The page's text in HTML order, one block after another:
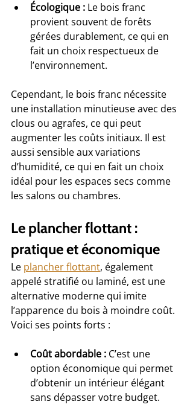
Écologique : Le bois franc
provient souvent de forêts
gérées durablement, ce qui en
fait un choix respectueux de
l’environnement.
Cependant, le bois franc nécessite
une installation minutieuse avec des
clous ou agrafes, ce qui peut
augmenter les coûts initiaux. Il est
aussi sensible aux variations
d’humidité, ce qui en fait un choix
idéal pour les espaces secs comme
les salons ou chambres.
Le plancher flottant :
pratique et économique
Le plancher flottant, également
appelé stratifié ou laminé, est une
alternative moderne qui imite
l’apparence du bois à moindre coût.
Voici ses points forts :
Coût abordable : C’est une
option économique qui permet
d’obtenir un intérieur élégant
sans dépasser votre budget.